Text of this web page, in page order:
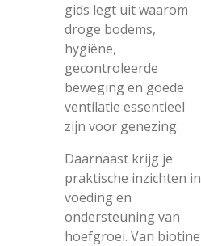
gids legt uit waarom
droge bodems,
hygiëne,
gecontroleerde
beweging en goede
ventilatie essentieel
zijn voor genezing.
Daarnaast krijg je
praktische inzichten in
voeding en
ondersteuning van
hoefgroei. Van biotine